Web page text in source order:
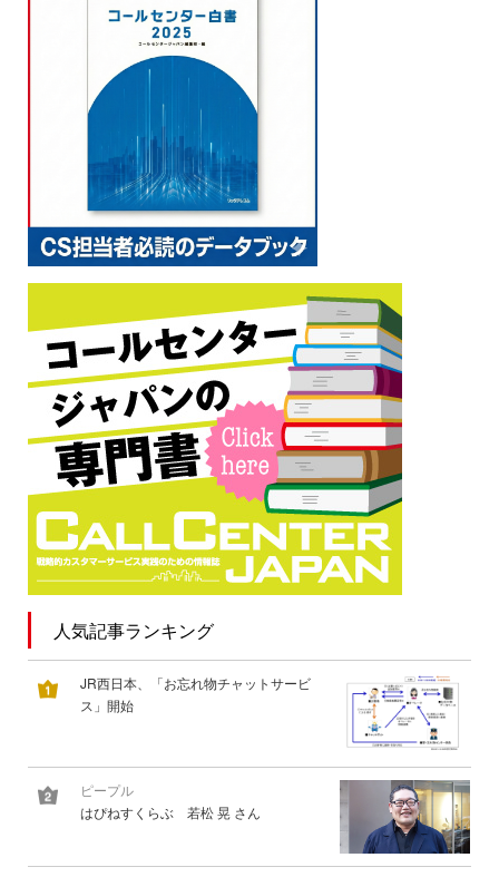
人気記事ランキング
JR西日本、「お忘れ物チャットサービ
ス」開始
ピープル
はぴねすくらぶ 若松 晃 さん